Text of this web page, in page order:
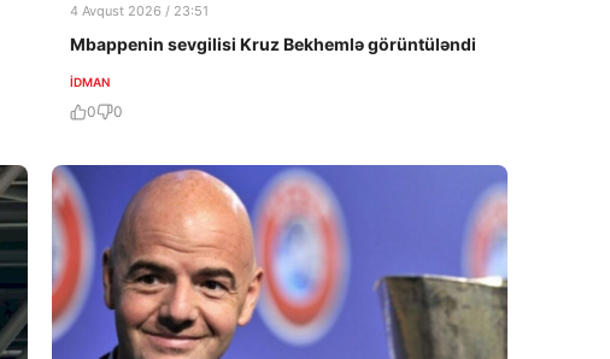
4 Avqust 2026 / 23:51
Mbappenin sevgilisi Kruz Bekhemlə görüntüləndi
İDMAN
0 0